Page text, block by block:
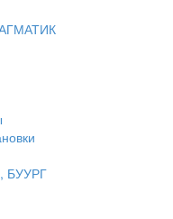
БУУРГ